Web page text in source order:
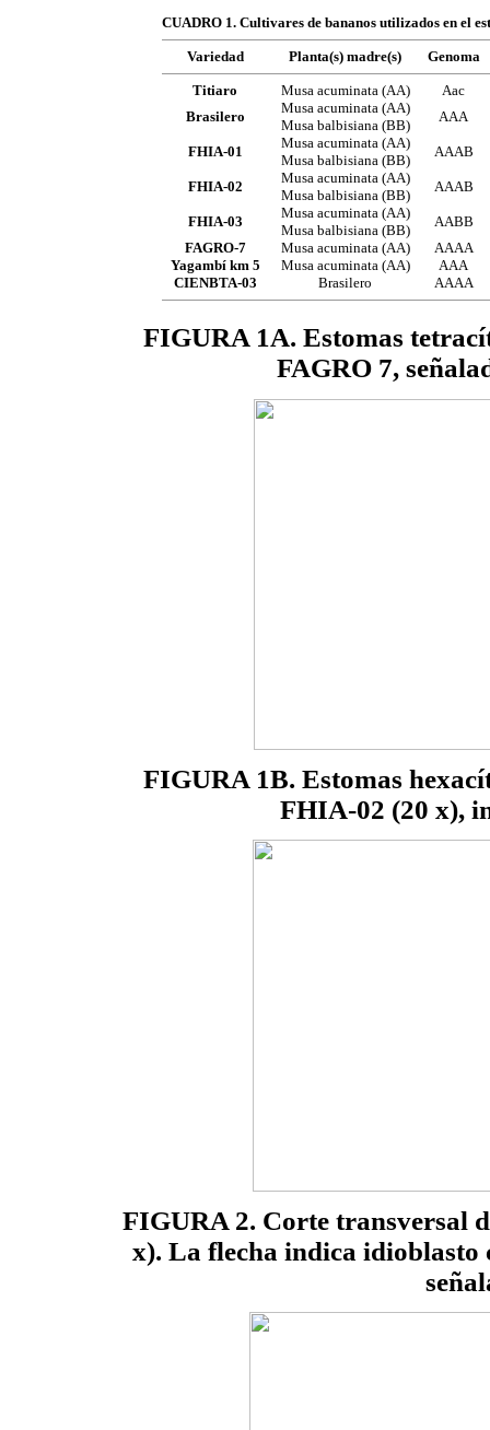
CUADRO 1. Cultivares de bananos utilizados en el
Variedad Planta(s) madre(s) Genoma
Titiaro Musa acuminata (AA)
Aac
Brasilero
Musa acuminata (AA)
Musa balbisiana (BB)
AAA
FHIA-01
Musa acuminata (AA)
Musa balbisiana (BB)
AAAB
FHIA-02
Musa acuminata (AA)
Musa balbisiana (BB)
AAAB
FHIA-03
Musa acuminata (AA)
Musa balbisiana (BB)
AABB
FAGRO-7
Musa acuminata (AA)
AAAA
Yagambí km 5
Musa acuminata (AA)
AAA
CIENBTA-03
Brasilero AAAA
FIGURA 1A. Estomas
FAGRO 7,
FIGURA 1B. Estomas
FHIA-02 (20 x),
FIGURA 2. Corte transversal
x). La flecha indica idioblasto